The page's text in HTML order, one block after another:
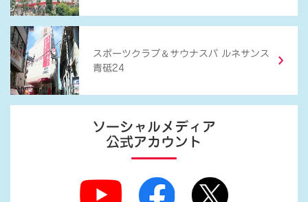
スポーツクラブ ＆ サウナスパ ルネサンス
青砥24
ソーシャルメディア
公式アカウント